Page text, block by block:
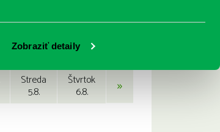
Zobraziť detaily
Streda
5.8.
Štvrtok
6.8. »